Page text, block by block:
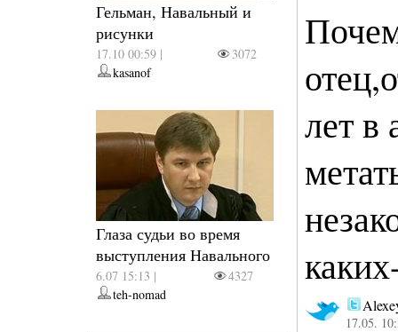
Гельман, Навальный и
рисунки
17.10 00:59 |
3072
kasanof
Глаза судьи во время
выступления Навального
6.07 15:13 |
4327
teh-nomad
лет в
17.05.